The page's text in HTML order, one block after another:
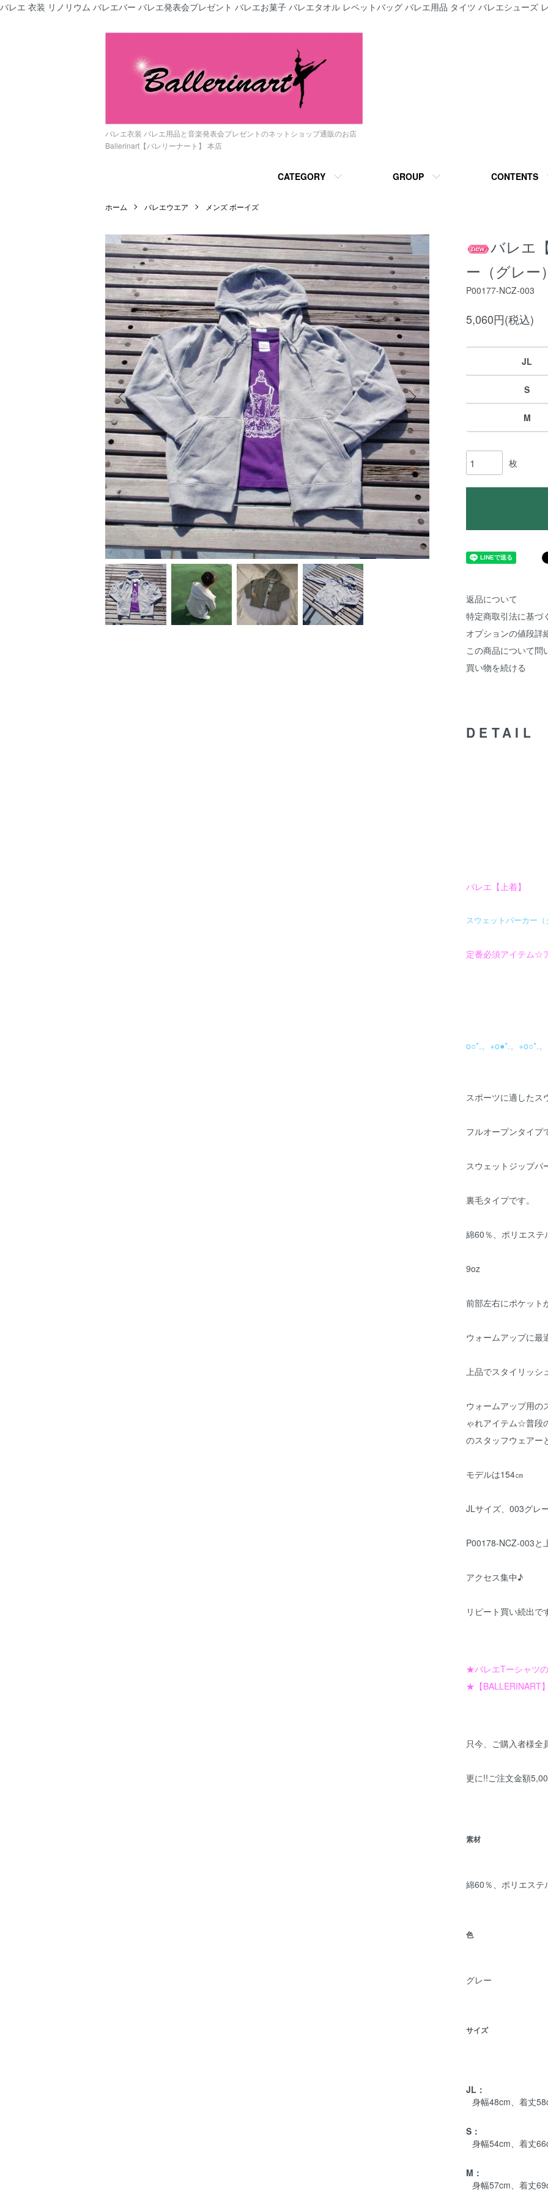
バレエ 衣装 リノリウム バレエバー バレエ発表会プレゼント バレエお菓子 バレエタオル レペットバッグ バレエ用品 タイツ バレエシューズ
バレエ衣装 バレエ用品と音楽発表会プレゼントのネットショップ通販のお店
Ballerinart【バレリーナート】 本店
CATEGORY GROUP CONTENTS
ホーム バレエウエア メンズ ボーイズ
バレエ
ー（グレー）
P00177-NCZ-003
5,060円(税込)
JL
S
M
枚
返品について
特定商取引法に基づ
オプションの値段詳
この商品について問
買い物を続ける
DETAIL
バレエ【上着】
スウェットパーカー（
定番必須アイテム☆
o○*.。+o●*.。+o○*.
スポーツに適したス
フルオープンタイプ
スウェットジップパ
裏毛タイプです。
綿60％、ポリエステ
9oz
前部左右にポケット
ウォームアップに最
上品でスタイリッシ
ウォームアップ用の
ゃれアイテム☆普段
のスタッフウェアー
モデルは154㎝
JLサイズ、003グレ
P00178-NCZ-003と
アクセス集中♪
リピート買い続出で
★バレエTーシャツ
★【BALLERINART】
只今、ご購入者様全
更に!!ご注文金額
素材
綿60％、ポリエステ
色
グレー
サイズ
JL：
身幅48cm、着丈
S：
身幅54cm、着丈
M：
身幅57cm、着丈